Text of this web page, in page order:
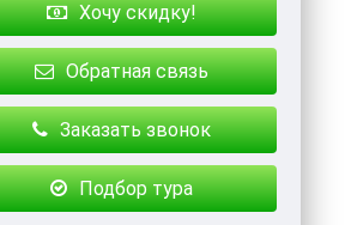
Хочу скидку!
Обратная связь
Заказать звонок
Подбор тура